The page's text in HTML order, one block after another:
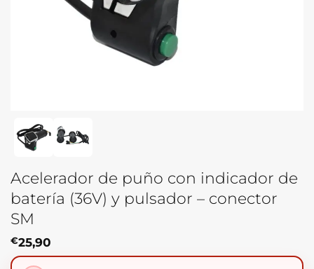
Acelerador de puño con indicador de
batería (36V) y pulsador – conector
SM
€25,90